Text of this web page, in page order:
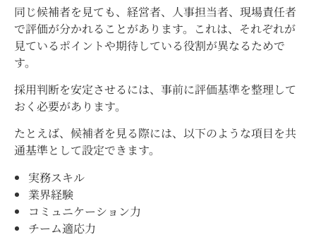
同じ候補者を見ても、経営者、人事担当者、現場責任者
で評価が分かれることがあります。これは、それぞれが
見ているポイントや期待している役割が異なるためで
す。
採用判断を安定させるには、事前に評価基準を整理して
おく必要があります。
たとえば、候補者を見る際には、以下のような項目を共
通基準として設定できます。
実務スキル
業界経験
コミュニケーション力
チーム適応力